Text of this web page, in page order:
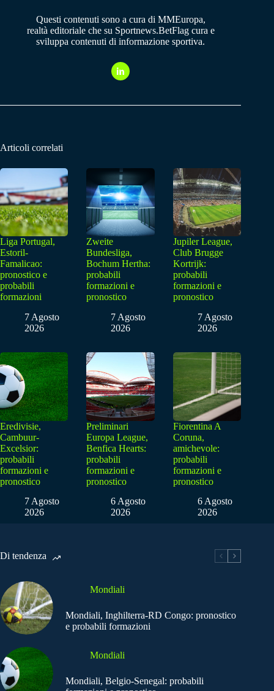
Questi contenuti sono a cura di MMEuropa,
realtà editoriale che su Sportnews.BetFlag cura e
sviluppa contenuti di informazione sportiva.
Articoli correlati
Liga Portugal,
Estoril-
Famalicao:
pronostico e
probabili
formazioni
7 Agosto
2026
Zweite
Bundesliga,
Bochum Hertha:
probabili
formazioni e
pronostico
7 Agosto
2026
Jupiler League,
Club Brugge
Kortrijk:
probabili
formazioni e
pronostico
7 Agosto
2026
Eredivisie,
Cambuur-
Excelsior:
probabili
formazioni e
pronostico
7 Agosto
2026
Preliminari
Europa League,
Benfica Hearts:
probabili
formazioni e
pronostico
6 Agosto
2026
Fiorentina A
Coruna,
amichevole:
probabili
formazioni e
pronostico
6 Agosto
2026
Di tendenza
Mondiali
Mondiali, Inghilterra-RD Congo: pronostico
e probabili formazioni
Mondiali
Mondiali, Belgio-Senegal: probabili